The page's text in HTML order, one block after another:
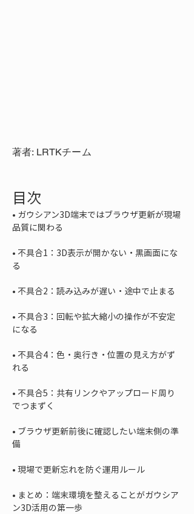
著者: LRTKチーム
目次
• ガウシアン3D端末ではブラウザ更新が現場
• 不具合1：3D表示が開かない・黒画面にな
•
• 不具合3：回転や拡大縮小の操作が不安定
• 不具合4：色・奥行き・位置の見え方がず
• 不具合5：共有リンクやアップロード周り
• ブラウザ更新前後に確認したい端末側の準
•
• まとめ：端末環境を整えることがガウシア
ン3D活用の第一歩